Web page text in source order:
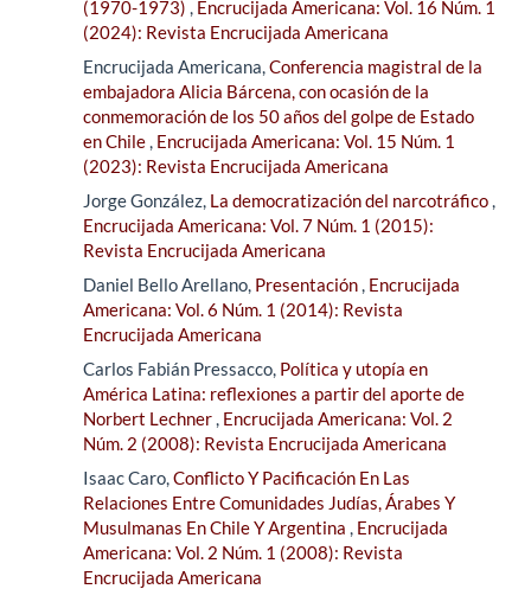
(1970-1973) , Encrucijada Americana: Vol. 16 Núm. 1
(2024): Revista Encrucijada Americana
Encrucijada Americana,Conferencia magistral de la
embajadora Alicia Bárcena, con ocasión de la
conmemoración de los 50 años del golpe de Estado
en Chile, Encrucijada Americana: Vol. 15 Núm. 1
(2023): Revista Encrucijada Americana
Jorge González, La democratización del narcotráfico,
Encrucijada Americana: Vol. 7 Núm. 1 (2015):
Revista Encrucijada Americana
Daniel Bello Arellano, Presentación, Encrucijada
Americana: Vol. 6 Núm. 1 (2014): Revista
Encrucijada Americana
Carlos Fabián Pressacco, Política y utopía en
América Latina: reflexiones a partir del aporte de
Norbert Lechner, Encrucijada Americana: Vol. 2
Núm. 2 (2008): Revista Encrucijada Americana
Isaac Caro,Conflicto Y Pacificación En Las
Relaciones Entre Comunidades Judías, Árabes Y
Musulmanas En Chile Y Argentina , Encrucijada
Americana: Vol. 2 Núm. 1 (2008): Revista
Encrucijada Americana